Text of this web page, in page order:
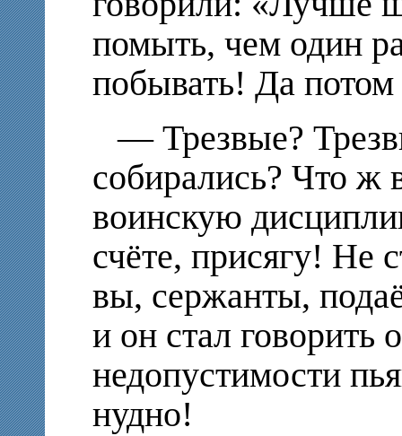
помыть, чем один
побывать! Да
— Трезвые?
собирались? Что ж
воинскую
счёте, присягу! Не
вы, сержанты,
и он стал говорить
недопустимости
нудно!